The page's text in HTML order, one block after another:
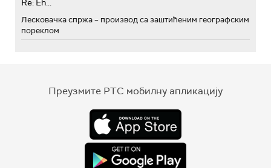
Re: Eh...
Лесковачка спржа – производ са заштићеним географским
пореклом
Преузмите РТС мобилну апликацију